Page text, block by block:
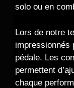
solo ou en
Lors de notre
impressionnés
pédale. Les
permettent
chaque